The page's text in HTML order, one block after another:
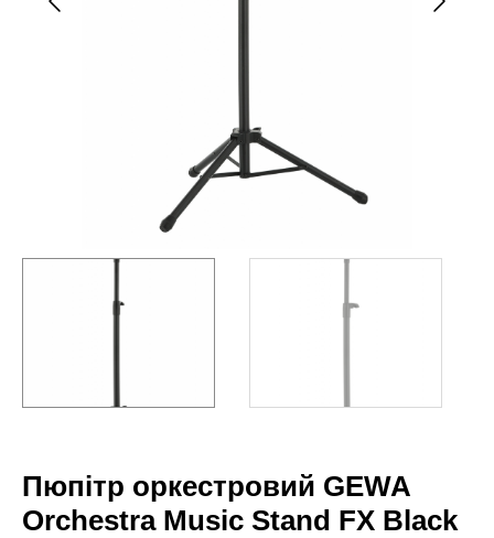
Пюпітр оркестровий GEWA
Orchestra Music Stand FX Black